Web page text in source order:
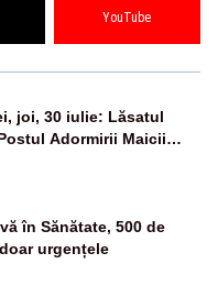
YouTube
joi, 30 iulie: Lăsatul
Adormirii Maicii
Valentin
în Sănătate, 500 de
urgențele